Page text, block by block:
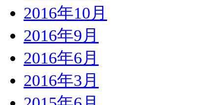
2016年10月
2016年9月
2016年6月
2016年3月